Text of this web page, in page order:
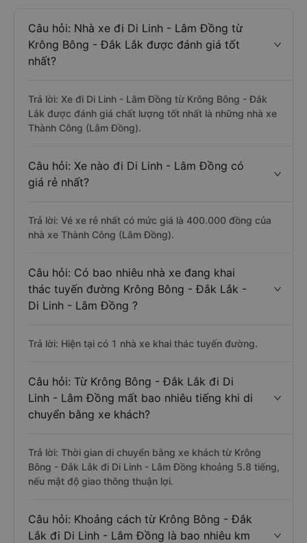
Câu hỏi: Nhà xe đi Di Linh - Lâm Đồng từ
Krông Bông - Đắk Lắk được đánh giá tốt
nhất?
Trả lời: Xe đi Di Linh - Lâm Đồng từ Krông Bông - Đắk
Lắk được đánh giá chất lượng tốt nhất là những nhà xe
Thành Công (Lâm Đồng).
Câu hỏi: Xe nào đi Di Linh - Lâm Đồng có
giá rẻ nhất?
Trả lời: Vé xe rẻ nhất có mức giá là 400.000 đồng của
nhà xe Thành Công (Lâm Đồng).
Câu hỏi: Có bao nhiêu nhà xe đang khai
thác tuyến đường Krông Bông - Đắk Lắk -
Di Linh - Lâm Đồng ?
Trả lời: Hiện tại có 1 nhà xe khai thác tuyến đường.
Câu hỏi: Từ Krông Bông - Đắk Lắk đi Di
Linh - Lâm Đồng mất bao nhiêu tiếng khi di
chuyển bằng xe khách?
Trả lời: Thời gian di chuyển bằng xe khách từ Krông
Bông - Đắk Lắk đi Di Linh - Lâm Đồng khoảng 5.8 tiếng,
nếu mật độ giao thông thuận lợi.
Câu hỏi: Khoảng cách từ Krông Bông - Đắk
Lắk đi Di Linh - Lâm Đồng là bao nhiêu km